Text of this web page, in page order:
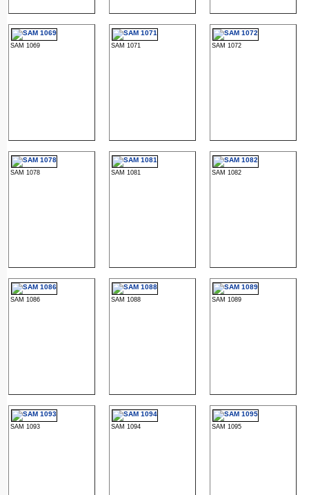
SAM 1069 SAM 1071 SAM 1072
SAM 1078 SAM 1081 SAM 1082
SAM 1086 SAM 1088 SAM 1089
SAM 1093 SAM 1094 SAM 1095